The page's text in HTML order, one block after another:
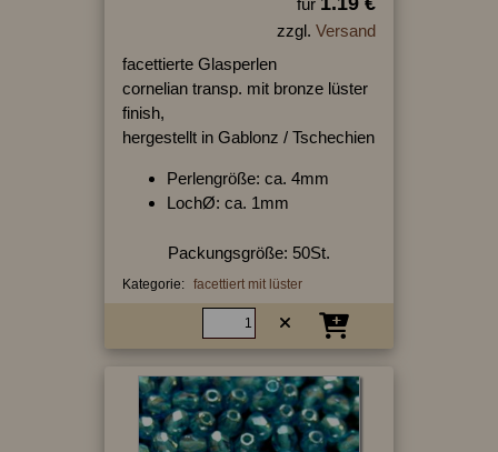
für
zzgl. Versand
facettierte Glasperlen
cornelian transp. mit bronze lüster
finish,
hergestellt in Gablonz / Tschechien
Perlengröße: ca. 4mm
LochØ: ca. 1mm
Packungsgröße: 50St.
Kategorie: facettiert mit lüster